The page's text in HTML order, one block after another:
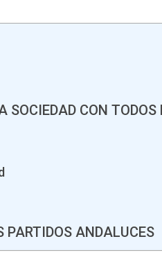
SOCIEDAD CON TODOS
PARTIDOS ANDALUCES